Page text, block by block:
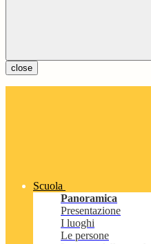
close
Scuola
Panoramica
Presentazione
I luoghi
Le persone